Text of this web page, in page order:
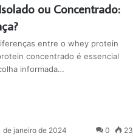
ou Concentrado:
entre o whey protein
concentrado é essencial
informada…
de janeiro de 2024 0 23